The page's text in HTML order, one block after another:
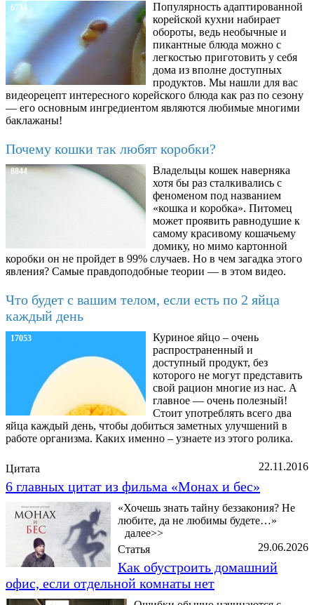
6734
Популярность адаптированной
корейской кухни набирает
обороты, ведь необычные и
пикантные блюда можно с
легкостью приготовить у себя
дома из вполне доступных
продуктов. Мы нашли для вас
видеорецепт интересного корейского блюда как раз по сезону
— его основным ингредиентом являются любимые многими
баклажаны!
Почему кошки так любят коробки?
8844
Владельцы кошек наверняка
хотя бы раз сталкивались с
феноменом под названием
«кошка и коробка». Питомец
может проявить равнодушие к
самому красивому кошачьему
домику, но мимо картонной
коробки он не пройдет в 99% случаев. Но в чем загадка этого
явления? Самые правдоподобные теории — в этом видео.
Что будет с вашим телом, если есть по 2 яйца
каждый день
17053
Куриное яйцо – очень
распространенный и
доступный продукт, без
которого не могут представить
свой рацион многие из нас. А
главное — очень полезный!
Стоит употреблять всего два
яйца каждый день, чтобы добиться заметных улучшений в
работе организма. Каких именно – узнаете из этого ролика.
22.11.2016
Цитата
6 главных цитат из фильма «Монах и бес»
«Хочешь знать тайну беззакония? Не
любите, да не любимы будете…»
далее>>
29.06.2026
Статья
Как обустроить домашний
офис, если отдельной комнаты нет